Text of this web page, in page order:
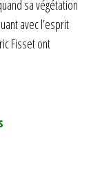
sa végétation
avec l’esprit
Fisset ont